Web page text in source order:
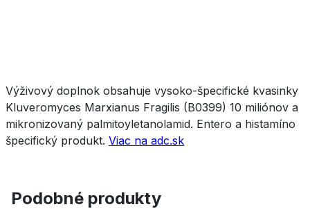
Výživový doplnok obsahuje vysoko-špecifické kvasinky
Kluveromyces Marxianus Fragilis (B0399) 10 miliónov a
mikronizovaný palmitoyletanolamid. Entero a histamíno
špecifický produkt. Viac na adc.sk
Podobné produkty